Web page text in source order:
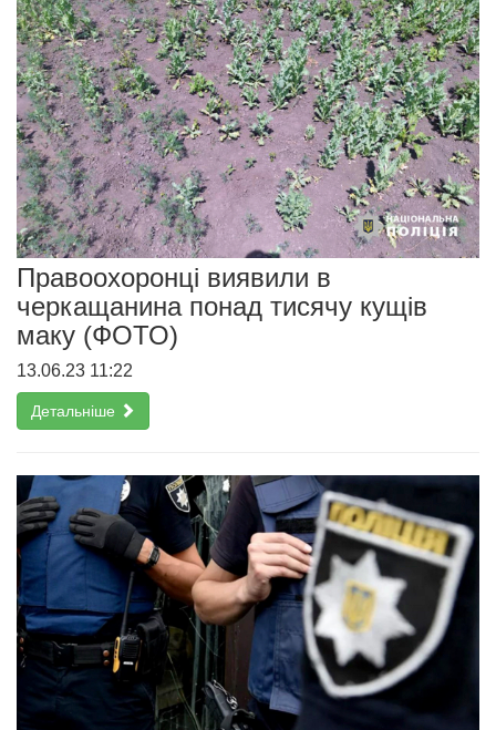
Правоохоронці виявили в
черкащанина понад тисячу кущів
маку (ФОТО)
13.06.23 11:22
Детальніше